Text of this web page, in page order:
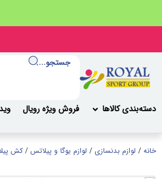
جستجو...
دسته‌بندی کالاها فروش ویژه رویال
خانه / لوازم بدنسازی / لوازم یوگا و پیلاتس /کش